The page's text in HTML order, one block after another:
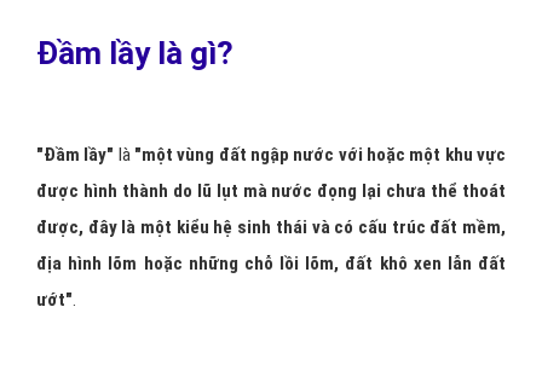
Đầm lầy là gì?
"Đầm lầy" là "một vùng đất ngập nước với hoặc một khu vực
được hình thành do lũ lụt mà nước đọng lại chưa thể thoát
được, đây là một kiểu hệ sinh thái và có cấu trúc đất mềm,
địa hình lõm hoặc những chỗ lồi lõm, đất khô xen lẫn đất
ướt".